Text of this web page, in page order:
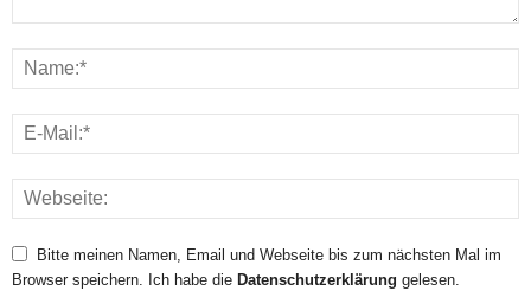
Bitte meinen Namen, Email und Webseite bis zum nächsten Mal im
Browser speichern. Ich habe die Datenschutzerklärung gelesen.